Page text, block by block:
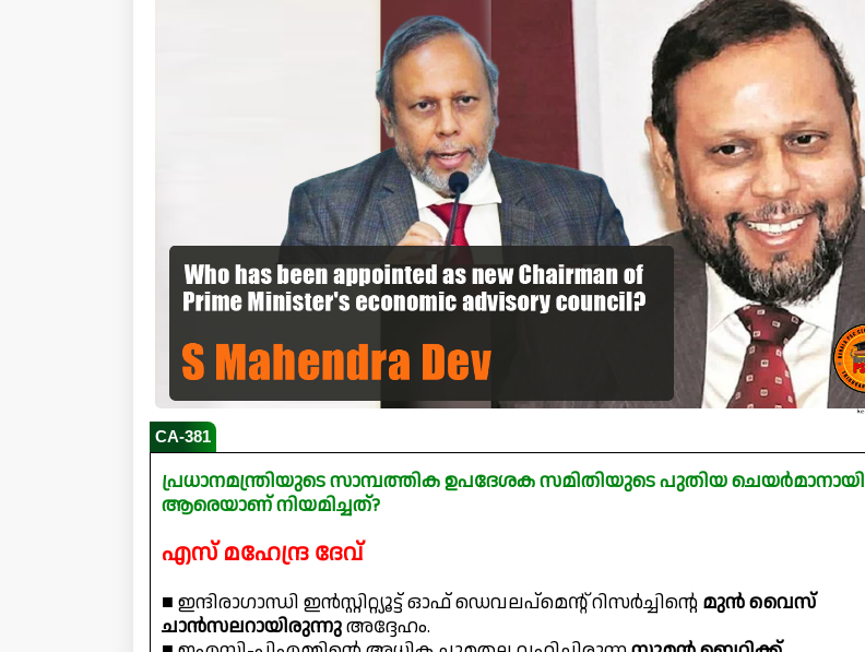
CA-381
പ്രധാനമന്ത്രിയുടെ സാമ്പത്തിക ഉപദേശക സമിതിയുടെ പുതിയ ചെയർമാനായി
ആരെയാണ് നിയമിച്ചത്?
എസ് മഹേന്ദ്ര ദേവ്
■ ഇന്ദിരാഗാന്ധി ഇൻസ്റ്റിറ്റ്യൂട്ട് ഓഫ് ഡെവലപ്‌മെന്റ് റിസർച്ചിന്റെ മുൻ വൈസ്
ചാൻസലറായിരുന്നുഅദ്ദേഹം.